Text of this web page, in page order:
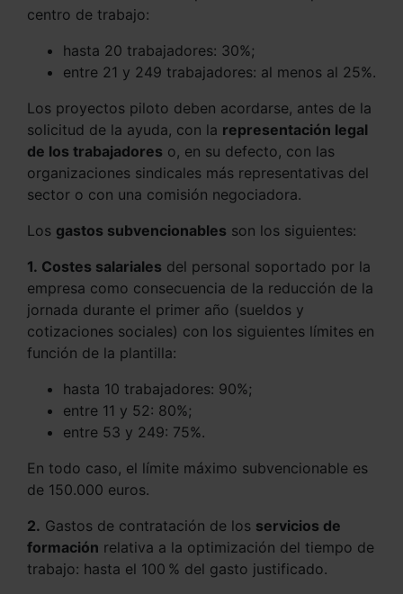
centro de trabajo:
hasta 20 trabajadores: 30%;
entre 21 y 249 trabajadores: al menos al 25%.
Los proyectos piloto deben acordarse, antes de la
solicitud de la ayuda, con la representación legal
de los trabajadores o, en su defecto, con las
organizaciones sindicales más representativas del
sector o con una comisión negociadora.
Los gastos subvencionables son los siguientes:
1. Costes salariales del personal soportado por la
empresa como consecuencia de la reducción de la
jornada durante el primer año (sueldos y
cotizaciones sociales) con los siguientes límites en
función de la plantilla:
hasta 10 trabajadores: 90%;
entre 11 y 52: 80%;
entre 53 y 249: 75%.
En todo caso, el límite máximo subvencionable es
de 150.000 euros.
2. Gastos de contratación de los servicios de
formación relativa a la optimización del tiempo de
trabajo: hasta el 100 % del gasto justificado.